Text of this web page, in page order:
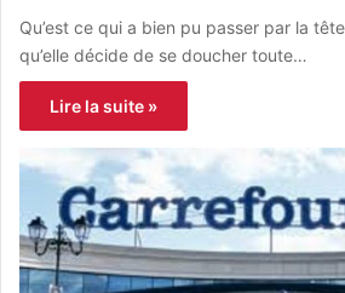
Qu’est ce qui a bien pu passer par la
qu’elle décide de se doucher toute…
Lire la suite »